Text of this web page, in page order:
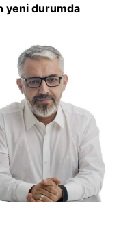
yeni durumda